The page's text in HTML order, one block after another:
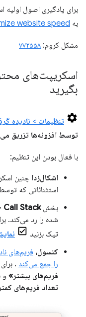
برای یادگیری اصول اولیه
به website speed
مشکل کروم: ۷۷۲۵۵۸
اسکریپت‌های
بگیرید
تنظیمات > نادیده
توسط افزونه‌ها تزریق
با فعال بودن این تنظیم:
اشکال‌زدا چنین
استثنائاتی که
بخشCall Stack
شده را رد می‌کند.
تیک بزنید
کنسول، فریم‌های
را جمع می‌کند .
فریم‌های بیشتر» و
تعداد فریم‌های